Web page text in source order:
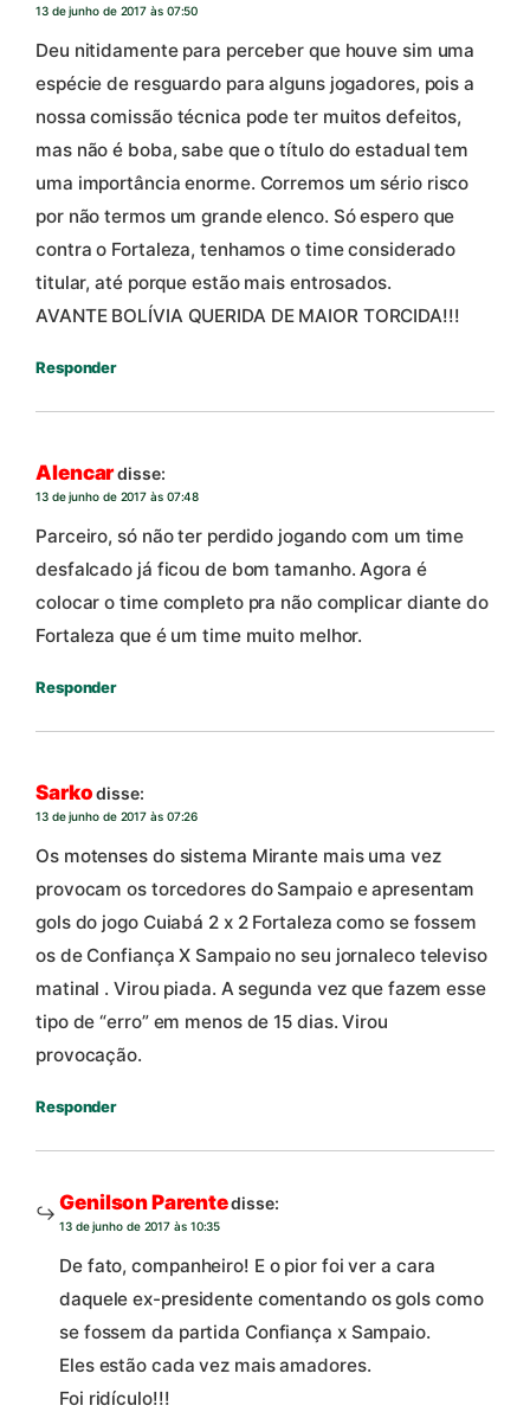
13 de junho de 2017 às 07:50
Deu nitidamente para perceber que houve sim uma
espécie de resguardo para alguns jogadores, pois a
nossa comissão técnica pode ter muitos defeitos,
mas não é boba, sabe que o título do estadual tem
uma importância enorme. Corremos um sério risco
por não termos um grande elenco. Só espero que
contra o Fortaleza, tenhamos o time considerado
titular, até porque estão mais entrosados.
AVANTE BOLÍVIA QUERIDA DE MAIOR TORCIDA!!!
Responder
Alencardisse:
13 de junho de 2017 às 07:48
Parceiro, só não ter perdido jogando com um time
desfalcado já ficou de bom tamanho. Agora é
colocar o time completo pra não complicar diante do
Fortaleza que é um time muito melhor.
Responder
Sarko disse:
13 de junho de 2017 às 07:26
Os motenses do sistema Mirante mais uma vez
provocam os torcedores do Sampaio e apresentam
gols do jogo Cuiabá 2 x 2 Fortaleza como se fossem
os de Confiança X Sampaio no seu jornaleco televiso
matinal . Virou piada. A segunda vez que fazem esse
tipo de “erro” em menos de 15 dias. Virou
provocação.
Responder
Genilson Parentedisse:
13 de junho de 2017 às 10:35
De fato, companheiro! E o pior foi ver a cara
daquele ex-presidente comentando os gols como
se fossem da partida Confiança x Sampaio.
Eles estão cada vez mais amadores.
Foi ridículo!!!